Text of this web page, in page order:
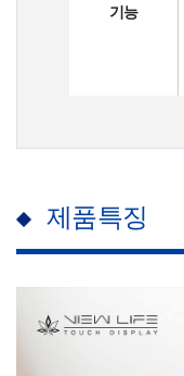
기능
제품특징